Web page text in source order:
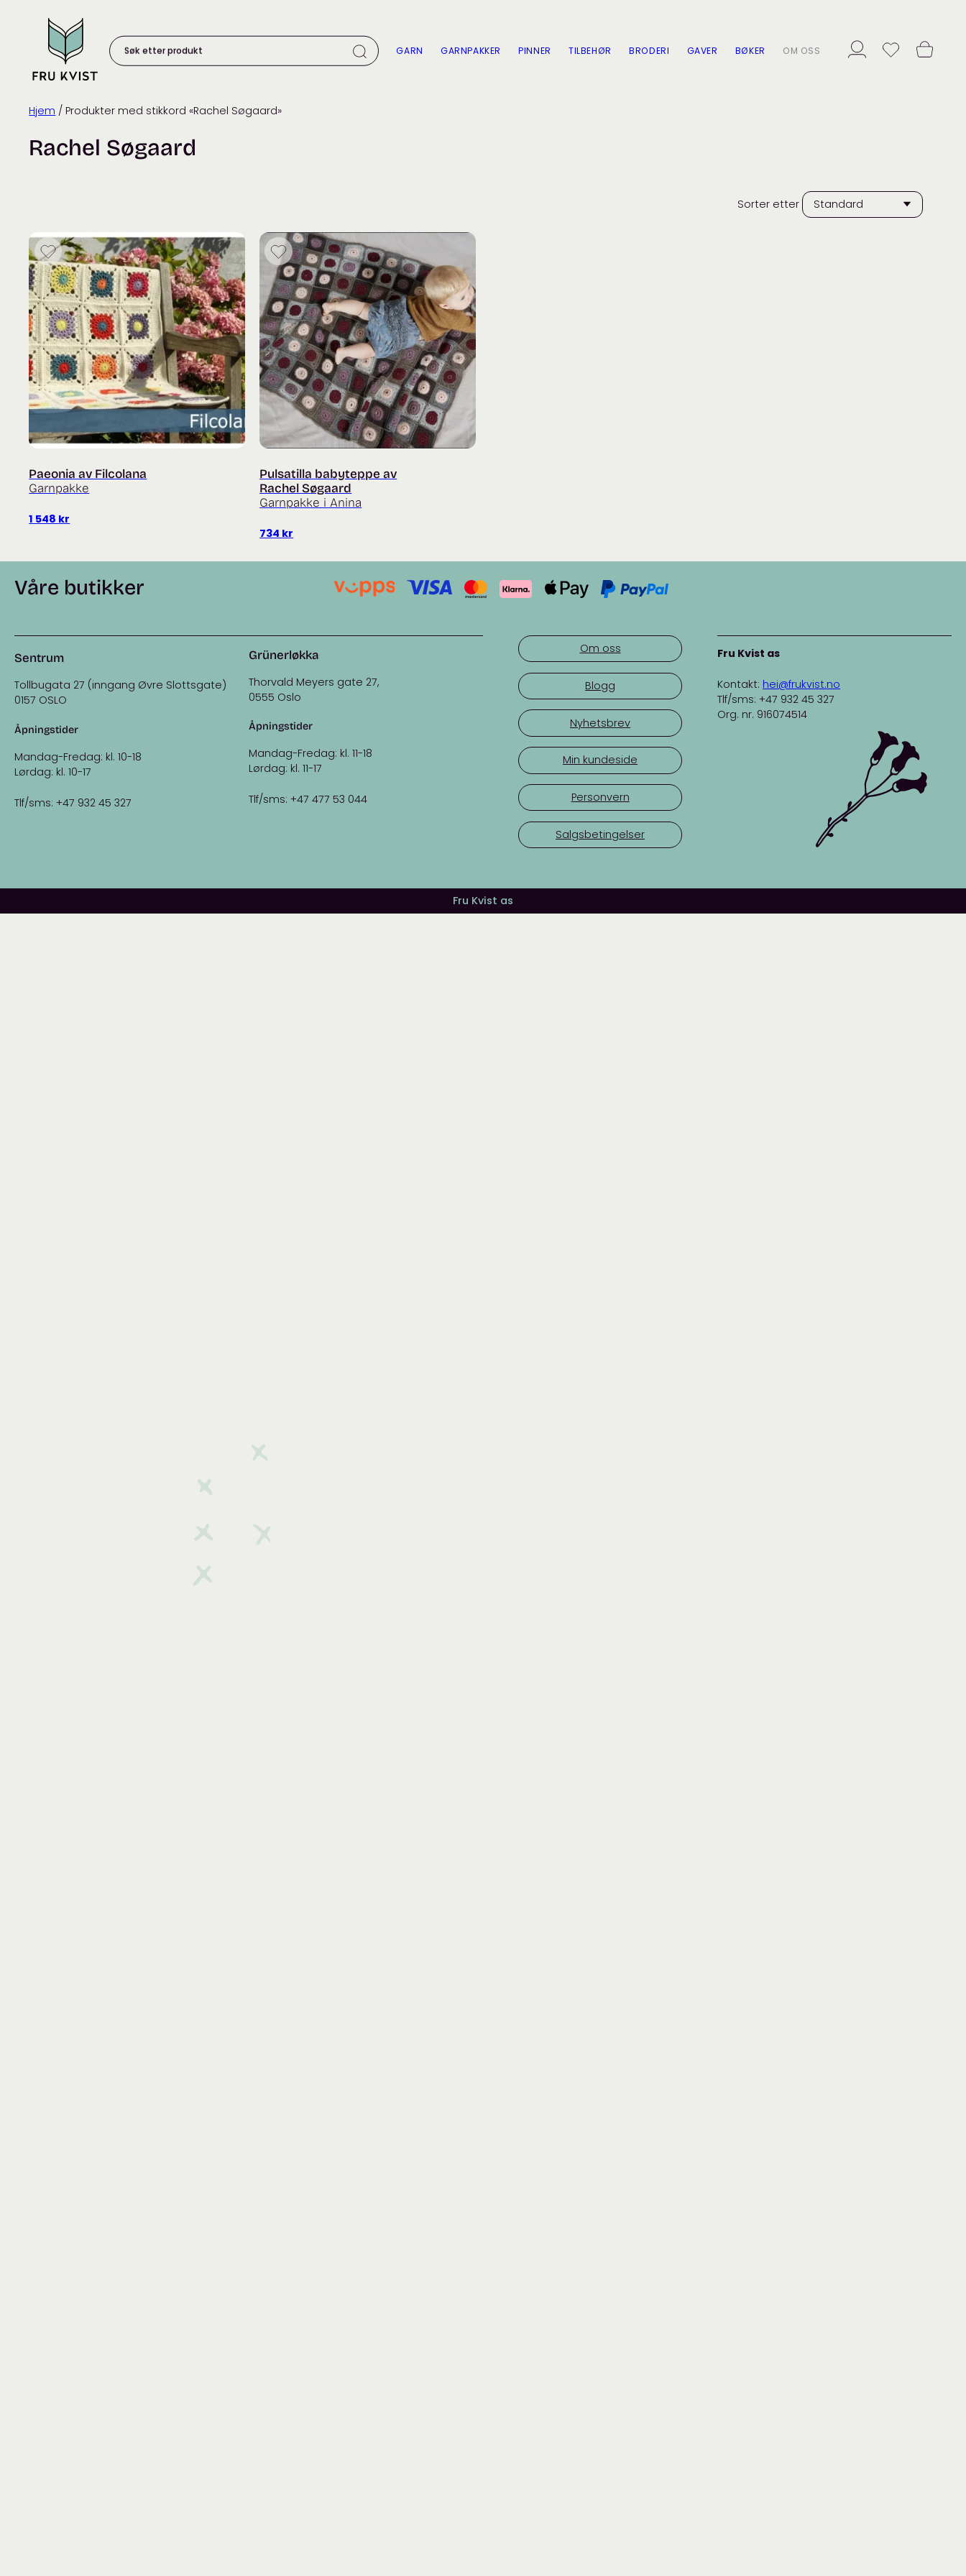
content
etter
produkt:
GARN GARNPAKKER PINNER TILBEHØR BRODERI GAVER BØKER OM OSS
Hjem / Produkter med stikkord «Rachel Søgaard»
Rachel Søgaard
Sorter etter
Paeonia av Filcolana
Garnpakke
1 548 kr
Pulsatilla babyteppe av
Rachel Søgaard
Garnpakke i Anina
734 kr
Våre butikker
Sentrum
Tollbugata 27 (inngang Øvre Slottsgate)
0157 OSLO
Åpningstider
Mandag-Fredag: kl. 10-18
Lørdag: kl. 10-17
Tlf/sms: +47 932 45 327
Grünerløkka
Thorvald Meyers gate 27,
0555 Oslo
Åpningstider
Mandag-Fredag: kl. 11-18
Lørdag: kl. 11-17
Tlf/sms: +47 477 53 044
Om oss
Blogg
Nyhetsbrev
Min kundeside
Personvern
Salgsbetingelser
Fru Kvist as
Kontakt: hei@frukvist.no
Tlf/sms: +47 932 45 327
Org. nr. 916074514
Fru Kvist as